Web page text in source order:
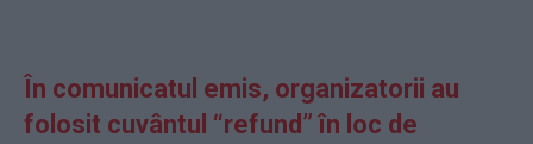
În comunicatul emis, organizatorii au
folosit cuvântul “refund”în loc de